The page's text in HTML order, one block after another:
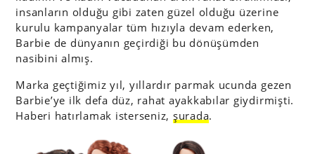
insanların olduğu gibi zaten güzel olduğu üzerine
kurulu kampanyalar tüm hızıyla devam ederken,
Barbie de dünyanın geçirdiği bu dönüşümden
nasibini almış.
Marka geçtiğimiz yıl, yıllardır parmak ucunda gezen
Barbie’ye ilk defa düz, rahat ayakkabılar giydirmişti.
Haberi hatırlamak isterseniz, şurada.